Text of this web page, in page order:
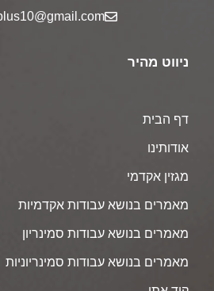
ניווט מהיר
דף הבית
אודותינו
מגזין אקדמי
מאמרים בנושא עבודות אקדמיות
מאמרים בנושא עבודות סמינריון
מאמרים בנושא עבודות סמינריוניות